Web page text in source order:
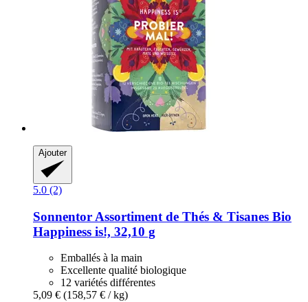
Ajouter
5.0 (2)
Sonnentor Assortiment de Thés & Tisanes Bio
Happiness is!, 32,10 g
Emballés à la main
Excellente qualité biologique
12 variétés différentes
5,09 € (158,57 € / kg)